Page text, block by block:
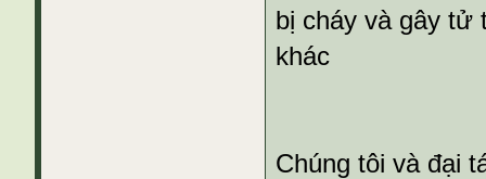
bị cháy và gây tử
khác
Chúng tôi và đại